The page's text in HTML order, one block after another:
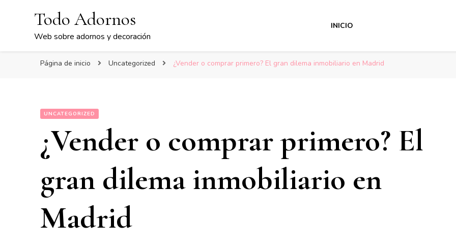
Todo Adornos
Web sobre adornos y decoración
INICIO
Página de inicio Uncategorized ¿Vender o comprar primero? El gran dilema inmobiliario en Madrid
UNCATEGORIZED
¿Vender o comprar primero? El
gran dilema inmobiliario en
Madrid